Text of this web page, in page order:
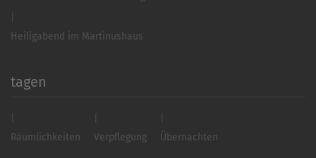
Heiligabend im Martinushaus
tagen
Räumlichkeiten Verpflegung Übernachten